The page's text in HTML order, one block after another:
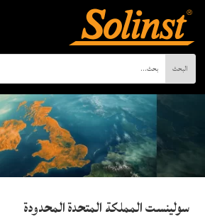
سولينست المملكة المتحدة المحدودة